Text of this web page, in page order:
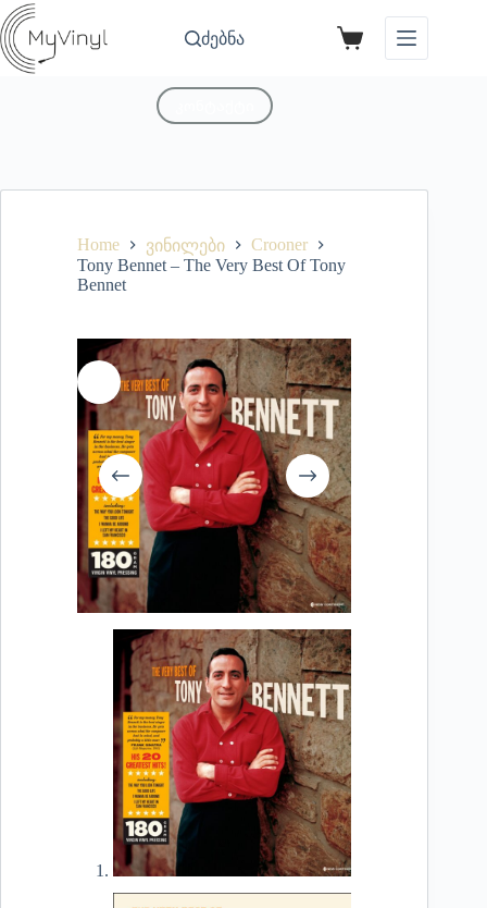
ძებნა
Home ვინილები
Crooner
Tony Bennet – The Very Best Of Tony
Bennet